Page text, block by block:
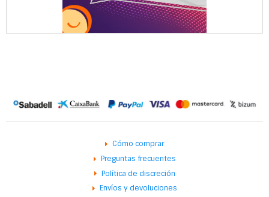
Cómo comprar
Preguntas frecuentes
Política de discreción
Envíos y devoluciones